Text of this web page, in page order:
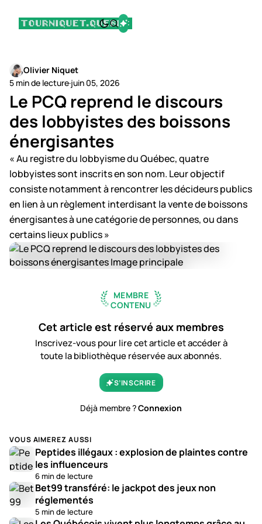
Olivier Niquet
5 min de lecture·juin 05, 2026
Le PCQ reprend le discours
des lobbyistes des boissons
énergisantes
« Au registre du lobbyisme du Québec, quatre
lobbyistes sont inscrits en son nom. Leur objectif
consiste notamment à rencontrer les décideurs publics
en lien à un règlement interdisant la vente de boissons
énergisantes à une catégorie de personnes, ou dans
certains lieux publics »
MEMBRE
CONTENU
Cet article est réservé aux membres
Inscrivez-vous pour lire cet article et accéder à
toute la bibliothèque réservée aux abonnés.
S’INSCRIRE
Déjà membre ?Connexion
VOUS AIMEREZ AUSSI
Peptides illégaux : explosion de plaintes contre
les influenceurs
6 min de lecture
Bet99 transféré: le jackpot des jeux non
réglementés
5 min de lecture